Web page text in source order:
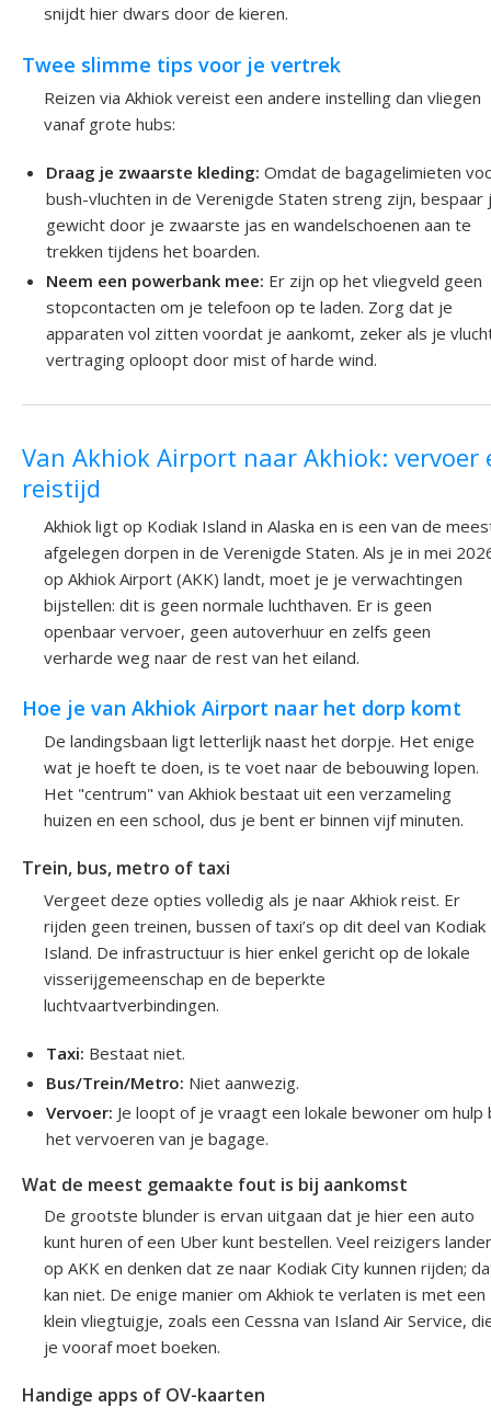
snijdt hier dwars door de kieren.
Twee slimme tips voor je vertrek
Reizen via Akhiok vereist een andere instelling dan vliegen
vanaf grote hubs:
Draag je zwaarste kleding: Omdat de bagagelimieten
bush-vluchten in de Verenigde Staten streng zijn, bespaar
gewicht door je zwaarste jas en wandelschoenen aan te
trekken tijdens het boarden.
Neem een powerbank mee: Er zijn op het vliegveld geen
stopcontacten om je telefoon op te laden. Zorg dat je
apparaten vol zitten voordat je aankomt, zeker als je
vertraging oploopt door mist of harde wind.
Van Akhiok Airport naar Akhiok: vervoer
reistijd
Akhiok ligt op Kodiak Island in Alaska en is een van de
afgelegen dorpen in de Verenigde Staten. Als je in mei
op Akhiok Airport (AKK) landt, moet je je verwachtingen
bijstellen: dit is geen normale luchthaven. Er is geen
openbaar vervoer, geen autoverhuur en zelfs geen
verharde weg naar de rest van het eiland.
Hoe je van Akhiok Airport naar het dorp komt
De landingsbaan ligt letterlijk naast het dorpje. Het enige
wat je hoeft te doen, is te voet naar de bebouwing lopen.
Het "centrum" van Akhiok bestaat uit een verzameling
huizen en een school, dus je bent er binnen vijf minuten.
Trein, bus, metro of taxi
Vergeet deze opties volledig als je naar Akhiok reist. Er
rijden geen treinen, bussen of taxi’s op dit deel van Kodiak
Island. De infrastructuur is hier enkel gericht op de lokale
visserijgemeenschap en de beperkte
luchtvaartverbindingen.
Taxi: Bestaat niet.
Bus/Trein/Metro: Niet aanwezig.
Vervoer: Je loopt of je vraagt een lokale bewoner om hulp
het vervoeren van je bagage.
Wat de meest gemaakte fout is bij aankomst
De grootste blunder is ervan uitgaan dat je hier een auto
kunt huren of een Uber kunt bestellen. Veel reizigers
op AKK en denken dat ze naar Kodiak City kunnen rijden;
kan niet. De enige manier om Akhiok te verlaten is met een
klein vliegtuigje, zoals een Cessna van Island Air Service,
je vooraf moet boeken.
Handige apps of OV-kaarten